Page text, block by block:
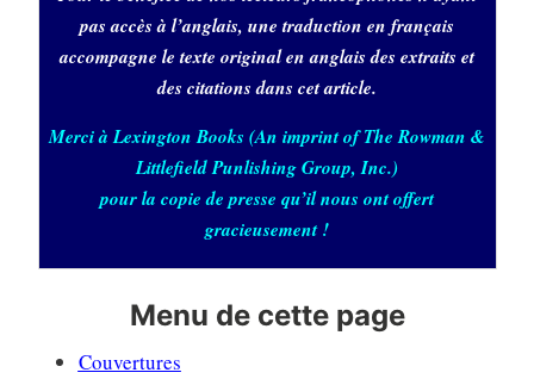
pas accès à l’anglais, une traduction en français
accompagne le texte original en anglais des extraits et
des citations dans cet article.
Merci à Lexington Books (An imprint of The Rowman &
Littlefield Punlishing Group, Inc.)
pour la copie de presse qu’il nous ont offert
gracieusement !
Menu de cette page
Couvertures